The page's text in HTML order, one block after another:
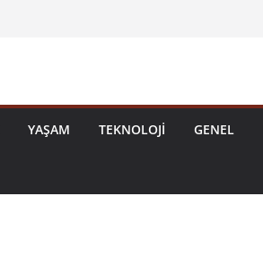
YAŞAM TEKNOLOJI GENEL